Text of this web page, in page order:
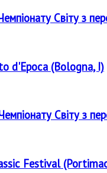
Світу з
d'Epoca (Bologna, I)
Світу з
Festival